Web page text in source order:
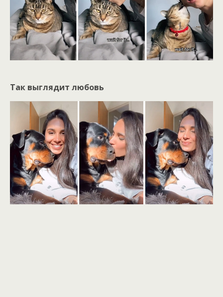
Так выглядит любовь